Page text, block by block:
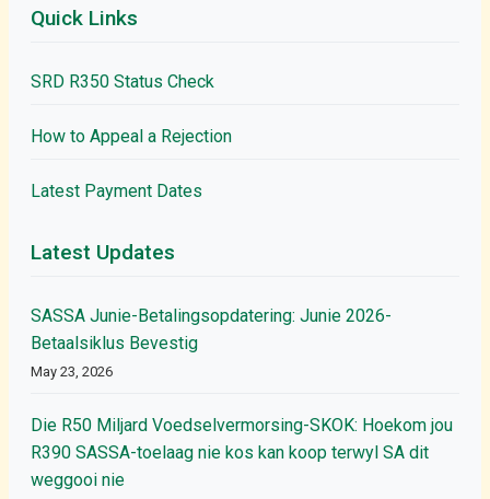
Quick Links
SRD R350 Status Check
How to Appeal a Rejection
Latest Payment Dates
Latest Updates
SASSA Junie-Betalingsopdatering: Junie 2026-
Betaalsiklus Bevestig
May 23, 2026
Die R50 Miljard Voedselvermorsing-SKOK: Hoekom jou
R390 SASSA-toelaag nie kos kan koop terwyl SA dit
weggooi nie